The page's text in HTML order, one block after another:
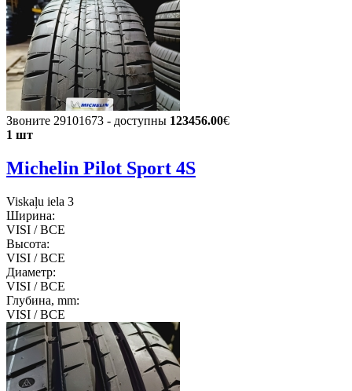
Звоните 29101673 - доступны 123456.00€
1 шт
Michelin Pilot Sport 4S
Viskaļu iela 3
Ширина:
VISI / ВСЕ
Высота:
VISI / ВСЕ
Диаметр:
VISI / ВСЕ
Глубина, mm:
VISI / ВСЕ